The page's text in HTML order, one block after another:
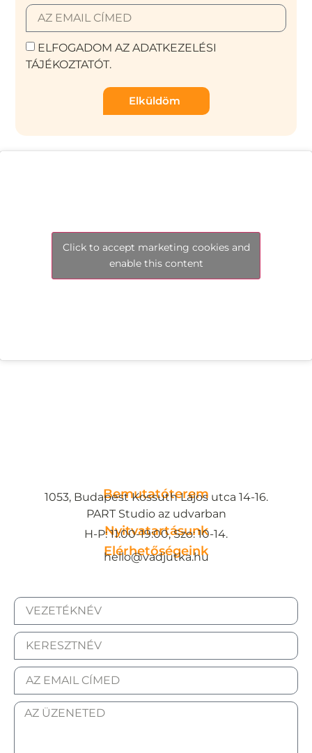
ELFOGADOM AZ ADATKEZELÉSI
TÁJÉKOZTATÓT.
Elküldöm
Click to accept marketing cookies and
enable this content
Bemutatóterem
1053, Budapest Kossuth Lajos utca 14-16.
PART Studio az udvarban
Nyitvatartásunk
H-P: 11:00-19:00, Szo: 10-14.
Elérhetőségeink
hello@vadjutka.hu